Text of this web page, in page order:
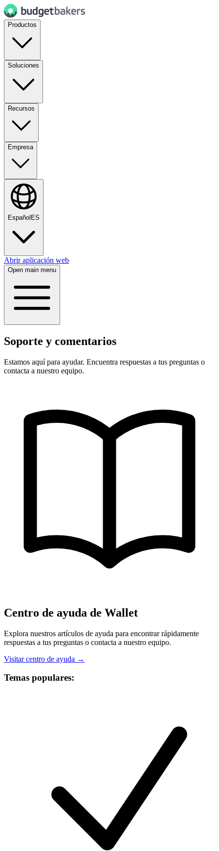
Productos
Soluciones
Recursos
Empresa
Español ES
Abrir aplicación web
Open main menu
Soporte y comentarios
Estamos aquí para ayudar. Encuentra respuestas a tus preguntas o
contacta a nuestro equipo.
Centro de ayuda de Wallet
Explora nuestros artículos de ayuda para encontrar rápidamente
respuestas a tus preguntas o contacta a nuestro equipo.
Visitar centro de ayuda →
Temas populares: